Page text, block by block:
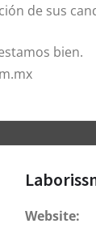
de sus
bien.
Website: